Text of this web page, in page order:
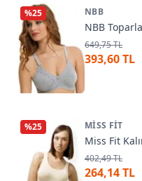
%25 NBB
NBB
649,75 TL
393,60 TL
%25 MISS FIT
Miss Fit
402,49 TL
264,14 TL